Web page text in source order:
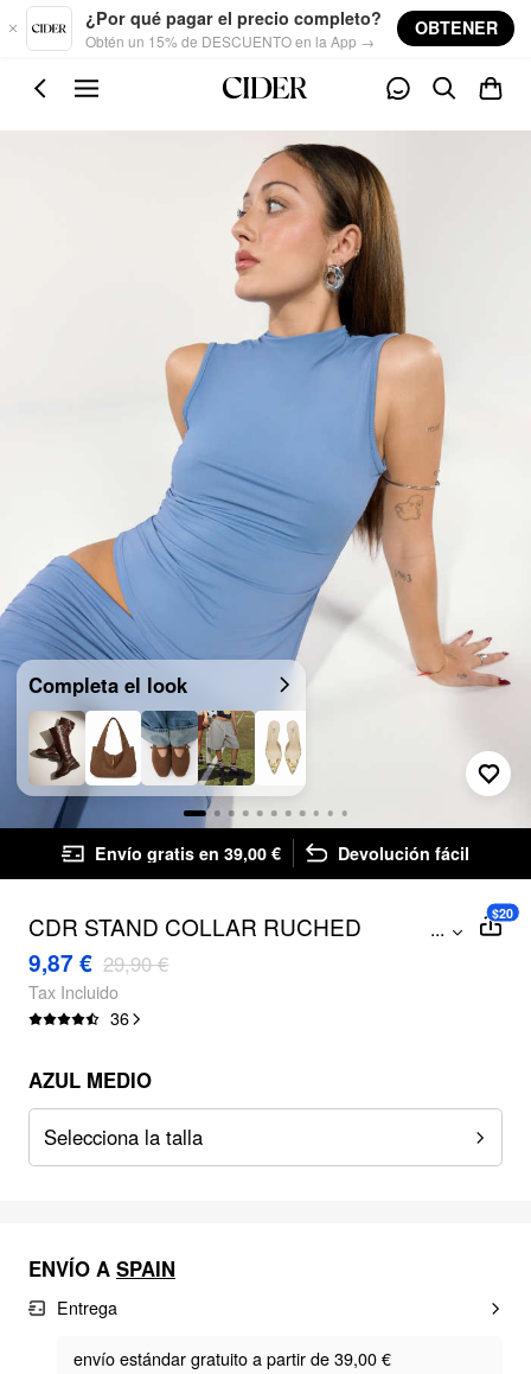
Skip to main content
¿Por qué pagar el precio completo?
Obtén un 15% de DESCUENTO en la App →
OBTENER
Completa el look
Envío gratis en 39,00 € Devolución fácil
CDR STAND COLLAR RUCHED
ASYMMETRICAL HEM TANK TOP
...
9,87 € 29,90 €
Tax Incluido
36
$20
AZUL MEDIO
Selecciona la talla
ENVÍO A SPAIN
Entrega
envío estándar gratuito a partir de 39,00 €